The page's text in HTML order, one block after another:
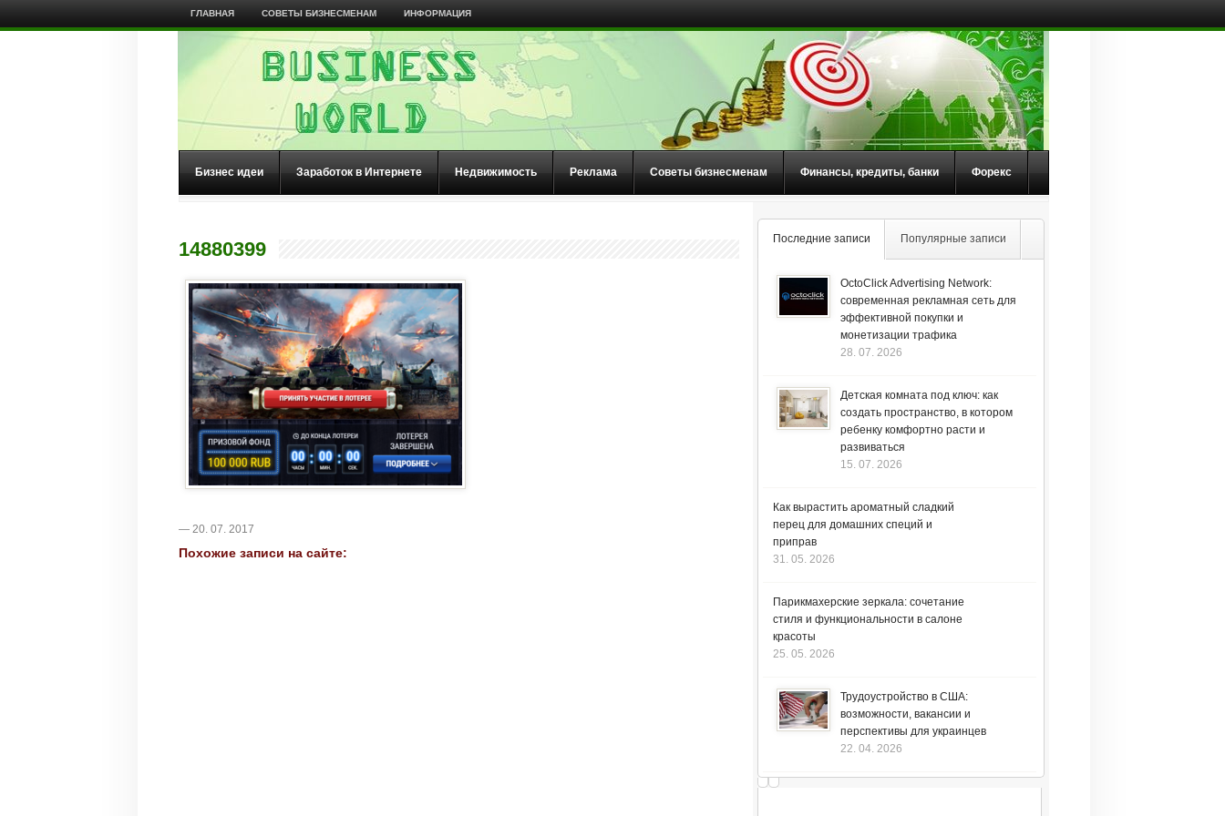
ГЛАВНАЯ СОВЕТЫ БИЗНЕСМЕНАМ ИНФОРМАЦИЯ
Бизнес идеи Заработок в Интернете Недвижимость Реклама Советы бизнесменам Финансы, кредиты, банки Форекс
14880399
— 20. 07. 2017
Похожие записи на сайте:
Последние записи Популярные записи
OctoClick Advertising Network:
современная рекламная сеть для
эффективной покупки и
монетизации трафика
28. 07. 2026
Детская комната под ключ: как
создать пространство, в котором
ребенку комфортно расти и
развиваться
15. 07. 2026
Как вырастить ароматный сладкий
перец для домашних специй и
приправ
31. 05. 2026
Парикмахерские зеркала: сочетание
стиля и функциональности в салоне
красоты
25. 05. 2026
Трудоустройство в США:
возможности, вакансии и
перспективы для украинцев
22. 04. 2026